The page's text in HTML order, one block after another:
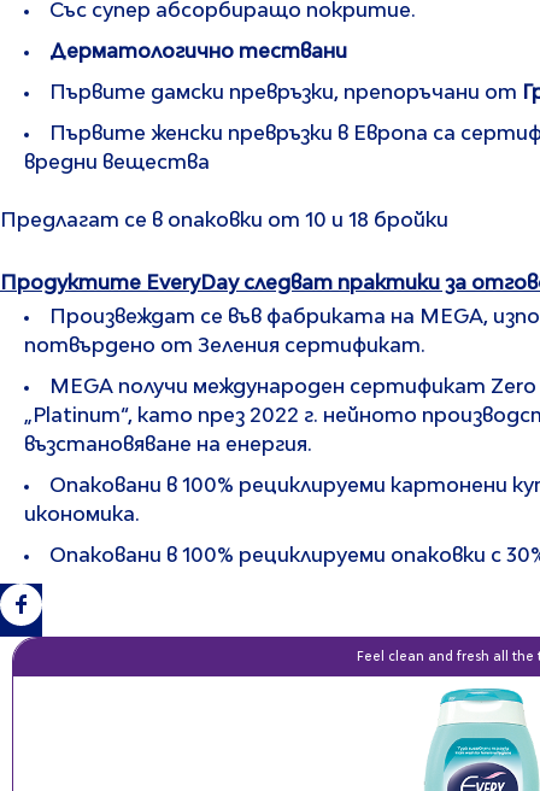
Със супер абсорбиращо покритие.
Дерматологично тествани
Първите дамски превръзки, препоръчани от
Първите женски превръзки в Европа са
вредни вещества
Предлагат се в опаковки от 10 и 18 бройки
Продуктите EveryDay следват практики за
Произвеждат се във фабриката на MEGA,
потвърдено от Зеления сертификат.
MEGA получи международен сертификат
„Platinum“, като през 2022 г. нейното
възстановяване на енергия.
Опаковани в 100% рециклируеми картонени
икономика.
Опаковани в 100% рециклируеми опаковки с
Feel clean and fresh all the